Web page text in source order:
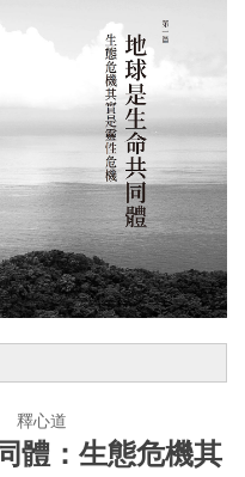
釋心道
體：生態危機其